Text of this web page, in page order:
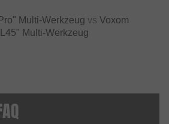
Multi-Werkzeug vs Voxom
Multi-Werkzeug